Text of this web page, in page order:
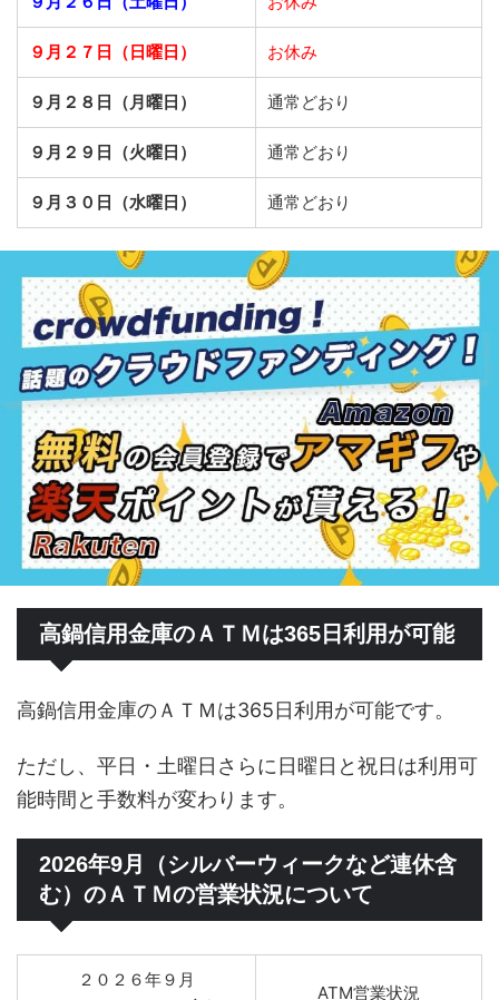
９月２７日（日曜日） お休み
９月２８日（月曜日） 通常どおり
９月２９日（火曜日） 通常どおり
９月３０日（水曜日） 通常どおり
高鍋信用金庫のＡＴＭは365日利用が可能
高鍋信用金庫のＡＴＭは365日利用が可能です。
ただし、平日・土曜日さらに日曜日と祝日は利用可
能時間と手数料が変わります。
2026年9月（シルバーウィークなど連休含
む）のＡＴＭの営業状況について
２０２６年９月
ATM営業状況